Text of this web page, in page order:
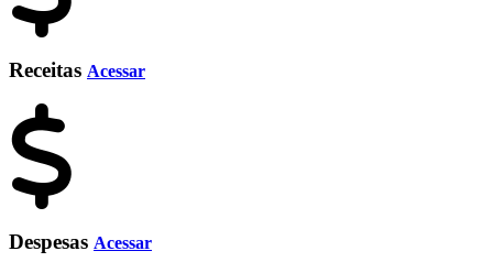
Receitas Acessar
Despesas Acessar